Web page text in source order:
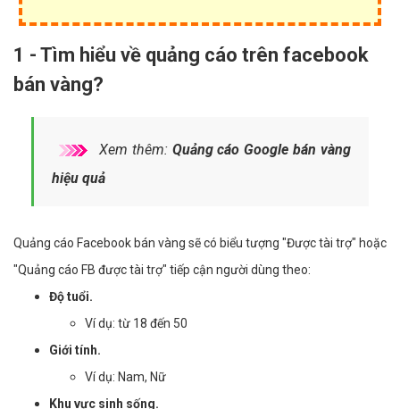
1 - Tìm hiểu về quảng cáo trên facebook
bán vàng?
Xem thêm: Quảng cáo Google bán vàng
hiệu quả
Quảng cáo Facebook bán vàng sẽ có biểu tượng "Được tài trợ" hoặc
"Quảng cáo FB được tài trợ" tiếp cận người dùng theo:
Độ tuổi.
Ví dụ: từ 18 đến 50
Giới tính.
Ví dụ: Nam, Nữ
Khu vực sinh sống.